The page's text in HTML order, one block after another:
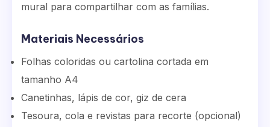
mural para compartilhar com as famílias.
Materiais Necessários
Folhas coloridas ou cartolina cortada em
tamanho A4
Canetinhas, lápis de cor, giz de cera
Tesoura, cola e revistas para recorte (opcional)